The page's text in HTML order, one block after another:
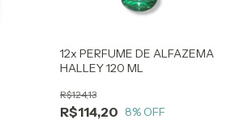
12x PERFUME DE ALFAZEMA
HALLEY 120 ML
R$114,20
R$124,13
8% OFF